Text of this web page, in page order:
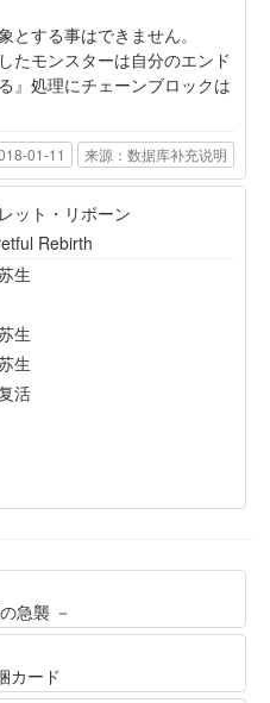
とする事はできません。
たモンスターは自分のエンド
』処理にチェーンブロックは
01-11 来源：数据库补充说明
ット・リボーン
Rebirth
生
生
生
活
急襲 －
カード